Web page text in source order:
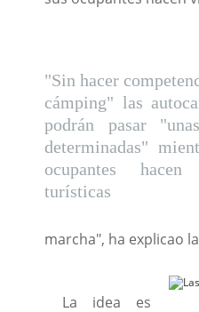
"Sin hacer
cámping" las
podrán pasar
determinadas"
ocupantes hacen
turísticas
marcha", ha explicao
La idea es